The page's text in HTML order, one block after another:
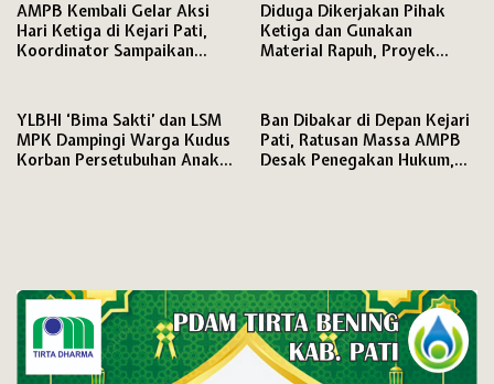
AMPB Kembali Gelar Aksi
Hari Ketiga di Kejari Pati,
Koordinator Sampaikan
Diduga Dikerjakan Pihak
Ketiga dan Gunakan
Material Rapuh, Proyek
YLBHI ‘Bima Sakti’ dan LSM
MPK Dampingi Warga Kudus
Korban Persetubuhan Anak
Ban Dibakar di Depan Kejari
Pati, Ratusan Massa AMPB
Desak Penegakan Hukum,